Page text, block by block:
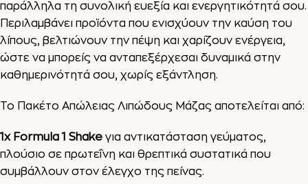
παράλληλα τη συνολική ευεξία και ενεργητικότητά σου.
Περιλαμβάνει προϊόντα που ενισχύουν την καύση του
λίπους, βελτιώνουν την πέψη και χαρίζουν ενέργεια,
ώστε να μπορείς να ανταπεξέρχεσαι δυναμικά στην
καθημερινότητά σου, χωρίς εξάντληση.
Το Πακέτο Απώλειας Λιπώδους Μάζας αποτελείται από:
1x Formula 1 Shake για αντικατάσταση γεύματος,
πλούσιο σε πρωτεΐνη και θρεπτικά συστατικά που
συμβάλλουν στον έλεγχο της πείνας.